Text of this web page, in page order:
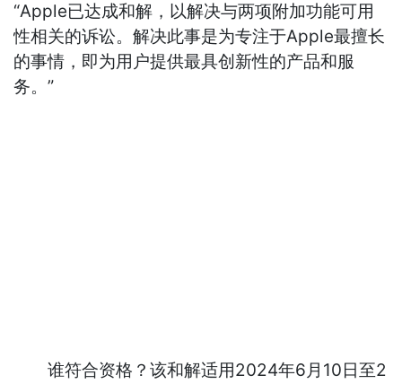
“Apple已达成和解，以解决与两项附加功能可用
性相关的诉讼。解决此事是为专注于Apple最擅长
的事情，即为用户提供最具创新性的产品和服
务。”
谁符合资格？该和解适用2024年6月10日至2